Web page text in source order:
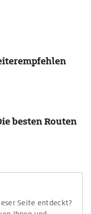
besten Routen
Seite entdeckt?